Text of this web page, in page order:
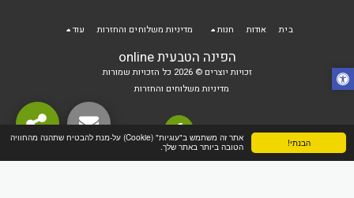
הבנתי!
אתר זה משתמש ב"עוגיות" (Cookie) על-מנת להבטיח שתהנה מהחוויה
הטובה ביותר באתר שלך.
הפינה הטבעית online
זכויות יוצרים © 2026 כל הזכויות שמורות
מדיניות משלוחים והחזרות
בית אודות חנות מדיניות משלוחים והחזרות עוד